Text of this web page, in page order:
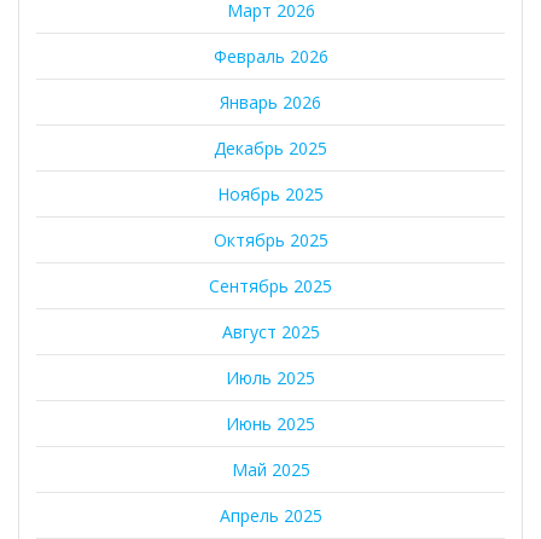
Март 2026
Февраль 2026
Январь 2026
Декабрь 2025
Ноябрь 2025
Октябрь 2025
Сентябрь 2025
Август 2025
Июль 2025
Июнь 2025
Май 2025
Апрель 2025